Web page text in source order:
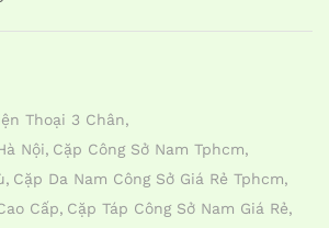
Thoại 3 Chân
Nội Cặp Công Sở Nam Tphcm
Cặp Da Nam Công Sở Giá Rẻ Tphcm
Cấp Cặp Táp Công Sở Nam Giá Rẻ